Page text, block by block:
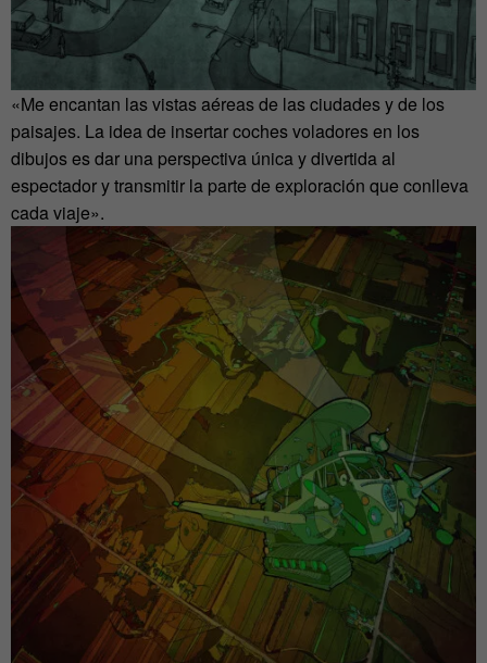
«Me encantan las vistas aéreas de las ciudades y de los
paisajes. La idea de insertar coches voladores en los
dibujos es dar una perspectiva única y divertida al
espectador y transmitir la parte de exploración que conlleva
cada viaje».